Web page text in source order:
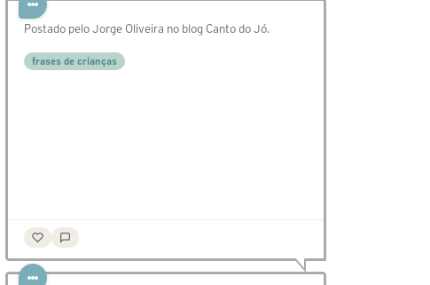
Postado pelo Jorge Oliveira no blog Canto do Jó.
frases de crianças